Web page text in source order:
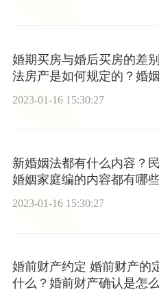
婚期买房与婚后买房的差
法房产是如何规定的？婚
2023-01-16 15:30:27
新婚姻法都有什么内容？
婚姻家庭编的内容都有哪
2023-01-16 15:30:27
婚前财产约定 婚前财产的
什么？婚前财产确认是怎